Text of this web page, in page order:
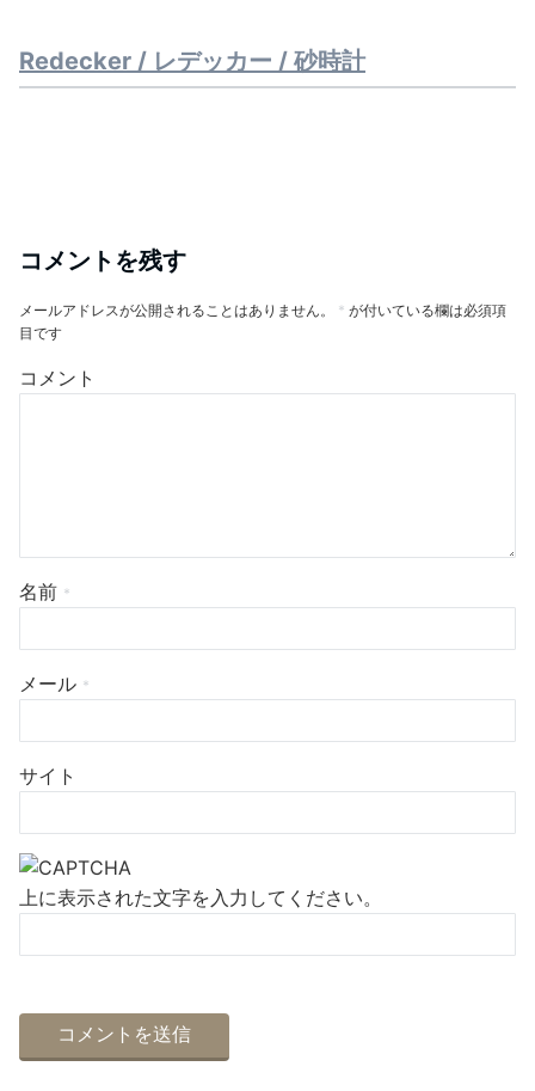
Redecker / レデッカー / 砂時計
コメントを残す
メールアドレスが公開されることはありません。 * が付いている欄は必須項
目です
コメント
名前 *
メール *
サイト
上に表示された文字を入力してください。